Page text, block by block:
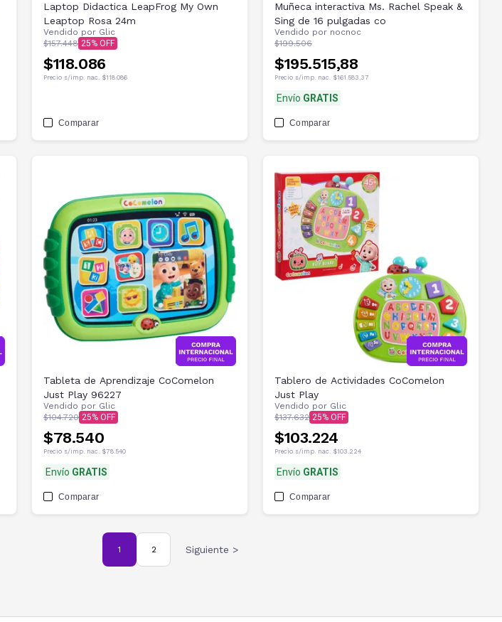
Laptop Didactica LeapFrog My Own
Leaptop Rosa 24m
Vendido por Glic
$157.448 25
$118.086
Precio s/imp. nac. $118.086
Comparar
Muñeca interactiva Ms. Rachel Speak &
Sing de 16 pulgadas co
Vendido por nocnoc
$199.506
$195.515,88
Precio s/imp. nac. $161.583,37
Envío GRATIS
Comparar
Tableta de Aprendizaje CoComelon
Just Play 96227
Vendido por Glic
$104.720 25
$78.540
Precio s/imp. nac. $78.540
Envío GRATIS
Comparar
Tablero de Actividades CoComelon
Just Play
Vendido por Glic
$137.632 25
$103.224
Precio s/imp. nac. $103.224
Envío GRATIS
Comparar
1 2 Siguiente >